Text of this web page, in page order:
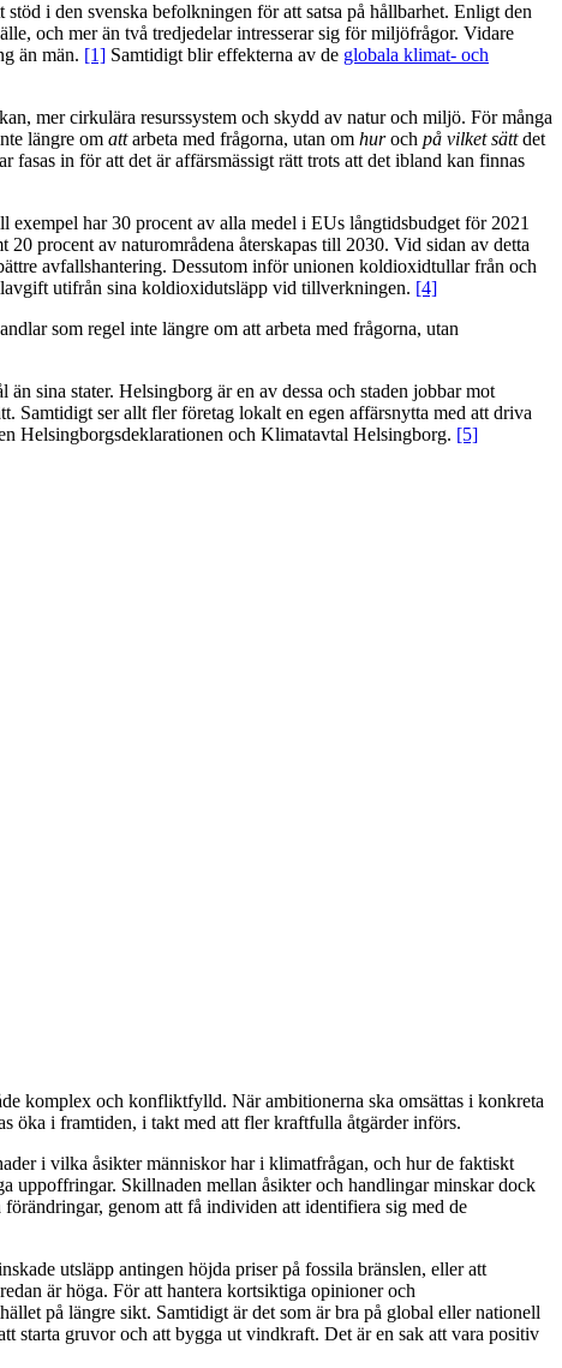
i den svenska befolkningen för att satsa på hållbarhet. Enligt den
och mer än två tredjedelar intresserar sig för miljöfrågor. Vidare
än män. [1] Samtidigt blir effekterna av de globala klimat- och
mer cirkulära resurssystem och skydd av natur och miljö. För många
längre om attarbeta med frågorna, utan om huroch på vilket sättdet
in för att det är affärsmässigt rätt trots att det ibland kan finnas
har 30 procent av alla medel i EUs långtidsbudget för 2021
procent av naturområdena återskapas till 2030. Vid sidan av detta
avfallshantering. Dessutom inför unionen koldioxidtullar från och
utifrån sina koldioxidutsläpp vid tillverkningen. [4]
som regel inte längre om att arbeta med frågorna, utan
sina stater. Helsingborg är en av dessa och staden jobbar mot
Samtidigt ser allt fler företag lokalt en egen affärsnytta med att driva
Helsingborgsdeklarationen och Klimatavtal Helsingborg. [5]
komplex och konfliktfylld. När ambitionerna ska omsättas i konkreta
öka i framtiden, i takt med att fler kraftfulla åtgärder införs.
i vilka åsikter människor har i klimatfrågan, och hur de faktiskt
uppoffringar. Skillnaden mellan åsikter och handlingar minskar dock
genom att få individen att identifiera sig med de
utsläpp antingen höjda priser på fossila bränslen, eller att
är höga. För att hantera kortsiktiga opinioner och
på längre sikt. Samtidigt är det som är bra på global eller nationell
starta gruvor och att bygga ut vindkraft. Det är en sak att vara positiv